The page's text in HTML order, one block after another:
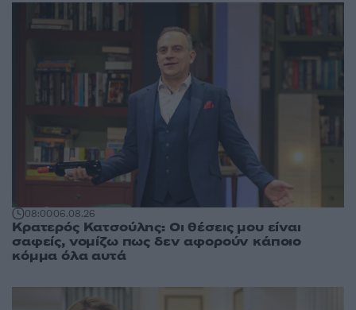
08:0006.08.26
Κρατερός Κατσούλης: Οι θέσεις μου είναι
σαφείς, νομίζω πως δεν αφορούν κάποιο
κόμμα όλα αυτά